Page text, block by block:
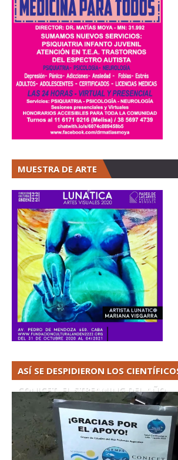
MUESTRA DE ARTE
ASÍ SE DESPIDIERON LOS
CONICET. EL STREAMING DEL AÑO